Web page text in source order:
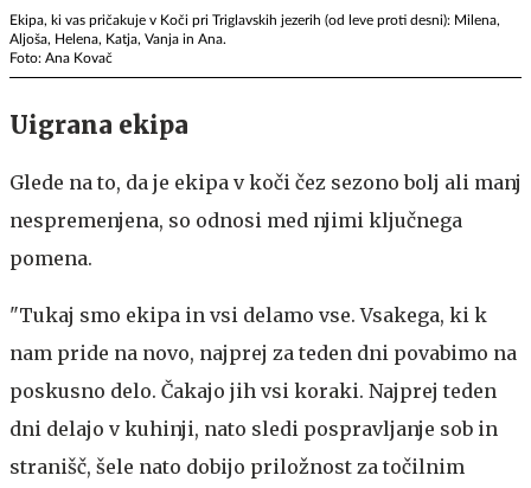
Ekipa, ki vas pričakuje v Koči pri Triglavskih jezerih (od leve proti desni): Milena,
Aljoša, Helena, Katja, Vanja in Ana.
Foto: Ana Kovač
Uigrana ekipa
Glede na to, da je ekipa v koči čez sezono bolj ali manj
nespremenjena, so odnosi med njimi ključnega
pomena.
"Tukaj smo ekipa in vsi delamo vse. Vsakega, ki k
nam pride na novo, najprej za teden dni povabimo na
poskusno delo. Čakajo jih vsi koraki. Najprej teden
dni delajo v kuhinji, nato sledi pospravljanje sob in
stranišč, šele nato dobijo priložnost za točilnim